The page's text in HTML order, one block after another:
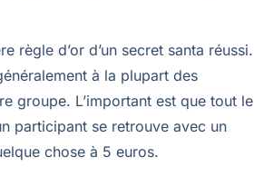
règle d’or d’un secret santa réussi.
à la plupart des
groupe. L’important est que tout le
participant se retrouve avec un
chose à 5 euros.